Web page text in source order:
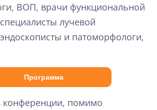
ВОП, врачи функциональной
лучевой
и патоморфологи,
Программа
конференции, помимо